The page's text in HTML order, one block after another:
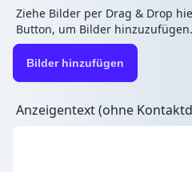
Ziehe Bilder per Drag & Drop
Button, um Bilder hinzuzufügen.
Bilder hinzufügen
Anzeigentext (ohne